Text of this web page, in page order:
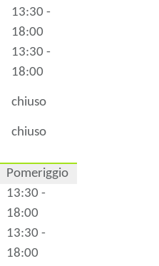
13:30 -
18:00
13:30 -
18:00
chiuso
chiuso
Pomeriggio
13:30 -
18:00
13:30 -
18:00